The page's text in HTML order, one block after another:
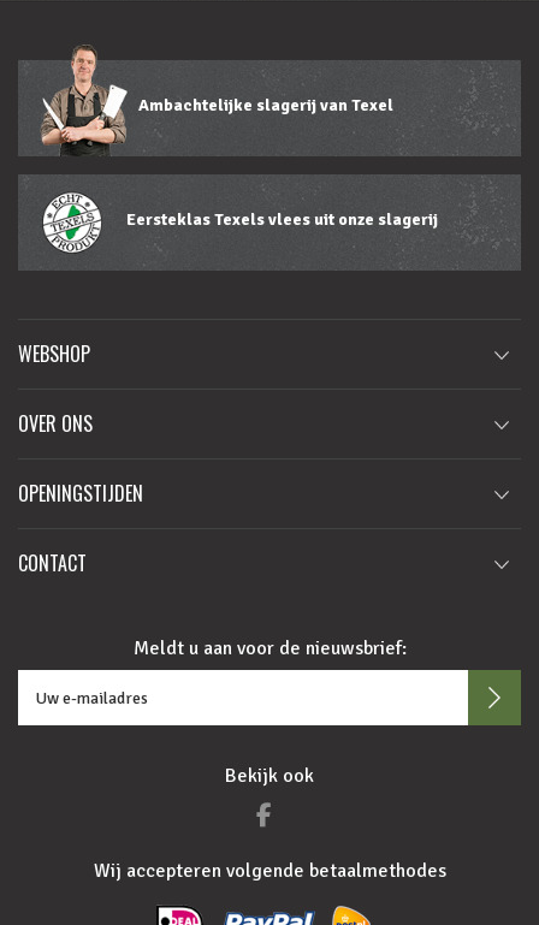
Ambachtelijke slagerij van Texel
Eersteklas Texels vlees uit onze slagerij
WEBSHOP
OVER ONS
OPENINGSTIJDEN
CONTACT
Meldt u aan voor de nieuwsbrief:
Bekijk ook
Wij accepteren volgende betaalmethodes